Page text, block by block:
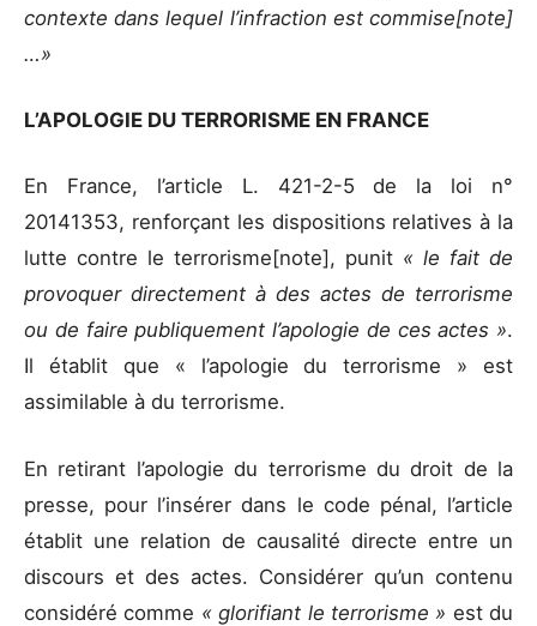
contexte dans lequel l’infraction est commise[note]
…»
L’APOLOGIE DU TERRORISME EN FRANCE
En France, l’article L. 421-2-5 de la loi n°
20141353, renforçant les dispositions relatives à la
lutte contre le terrorisme[note], punit « le fait de
provoquer directement à des actes de terrorisme
ou de faire publiquement l’apologie de ces actes ».
Il établit que « l’apologie du terrorisme » est
assimilable à du terrorisme.
En retirant l’apologie du terrorisme du droit de la
presse, pour l’insérer dans le code pénal, l’article
établit une relation de causalité directe entre un
discours et des actes. Considérer qu’un contenu
considéré comme « glorifiant le terrorisme » est du